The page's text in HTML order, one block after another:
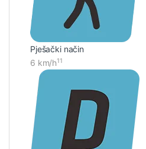
Pješački način
6 km/h11